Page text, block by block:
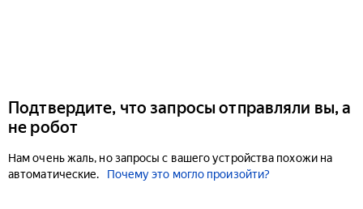
Подтвердите, что запросы отправляли вы, а
не робот
Нам очень жаль, но запросы с вашего устройства похожи на
автоматические.
Почему это могло произойти?